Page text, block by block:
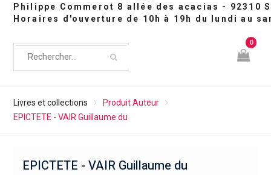
0
Livres et collections
Produit Auteur
EPICTETE - VAIR Guillaume du
EPICTETE - VAIR Guillaume du